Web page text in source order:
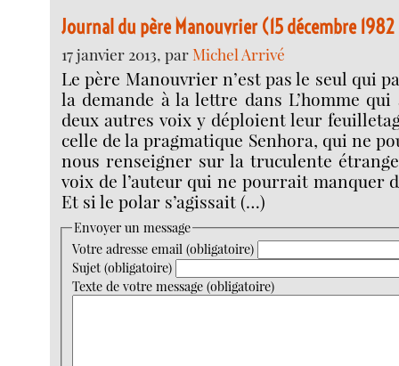
Journal du père Manouvrier (15 décembre
17 janvier 2013, parMichel Arrivé
Le père Manouvrier n’est pas le seul qui
la demande à la lettre dans L’homme qui
deux autres voix y déploient leur
celle de la pragmatique Senhora, qui ne
nous renseigner sur la truculente
voix de l’auteur qui ne pourrait manquer
Et si le polar s’agissait (…)
Envoyer un message
Votre adresse email (obligatoire)
Sujet (obligatoire)
Texte de votre message (obligatoire)